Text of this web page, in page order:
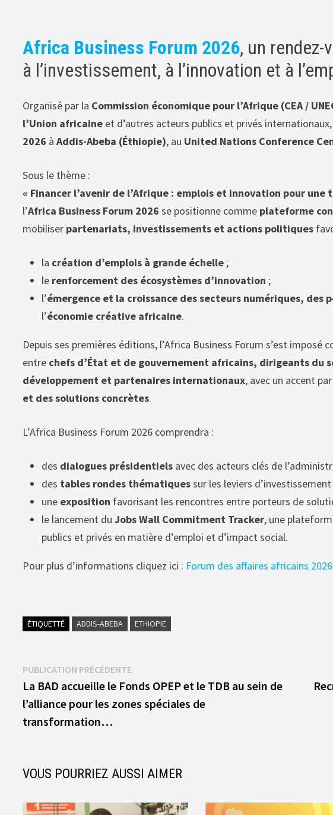
Africa Business Forum 2026, un
à l’investissement, à l’innovation et à
Organisé par la Commission économique pour l’Afrique (CEA /
l’Union africaine et d’autres acteurs publics et privés
2026 àAddis-Abeba (Éthiopie), au United Nations Conference
Sous le thème :
« Financer l’avenir de l’Afrique : emplois et innovation pour
l’Africa Business Forum 2026 se positionne comme plateforme
mobiliser partenariats, investissements et actions politiques
la création d’emplois à grande échelle ;
le renforcement des écosystèmes d’innovation ;
l’émergence et la croissance des secteurs numériques, des
l’économie créative africaine.
Depuis ses premières éditions, l’Africa Business Forum s’est imposé
entre chefs d’État et de gouvernement africains, dirigeants
développement et partenaires internationaux, avec un accent
et des solutions concrètes.
L’Africa Business Forum 2026 comprendra :
des dialogues présidentiels avec des acteurs clés de
des tables rondes thématiquessur les leviers
une exposition favorisant les rencontres entre porteurs de
le lancement duJobs Wall Commitment Tracker, une
publics et privés en matière d’emploi et d’impact social.
Pour plus d’informations cliquez ici : Forum des affaires africains 2026
ÉTIQUETTÉ ADDIS-ABEBA ETHIOPIE
Navigation
de
l’article
PUBLICATION PRÉCÉDENTEPublication
précédente :
La BAD accueille le Fonds OPEP et le TDB au sein de
l’alliance pour les zones spéciales de
transformation…
VOUS POURRIEZ AUSSI AIMER